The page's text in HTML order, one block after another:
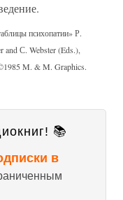
психопатии» Р.
С. Webster (Eds.),
M. & M. Graphics.
📚
в